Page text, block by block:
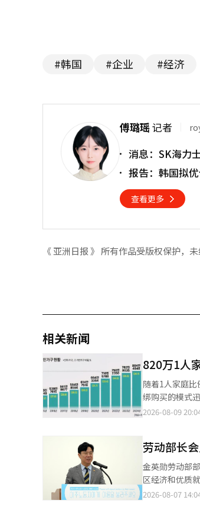
#韩国 #企业 #经济
傅璐瑶记者
消息：SK海力
报告：韩国拟
查看更多
《 亚洲日报 》 所有作品受版权保护，
相关新闻
820万1人
随着1人家庭
绑购买的模式迅速瓦解，‘单身
量较去年增长
WiseApp和
占比达到47.4%，
十分明显。过
配送服务所取代。 零售、餐饮和外卖行业也在全力调整以适应1人家庭的需求。便利店从以加
步扩展
2026-08-09
劳动部长
金英勋劳动部部长。 金英勋劳动部部长于7日会见中坚企业代表，表示：“中坚企业是我们
区经济和优质
部长当天在首
2026-08-07